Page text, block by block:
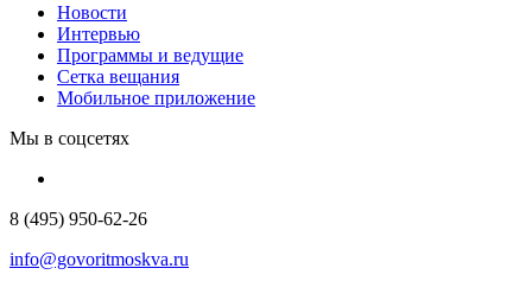
Новости
Интервью
Программы и ведущие
Сетка вещания
Мобильное приложение
Мы в соцсетях
8 (495) 950-62-26
info@govoritmoskva.ru